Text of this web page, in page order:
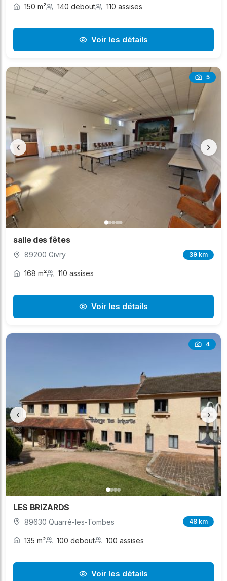
150 m² 140 debout 110 assises
Voir les détails
5
‹ ›
salle des fêtes
89200 Givry 39 km
168 m² 110 assises
Voir les détails
4
‹ ›
LES BRIZARDS
89630 Quarré-les-Tombes 48 km
135 m² 100 debout 100 assises
Voir les détails